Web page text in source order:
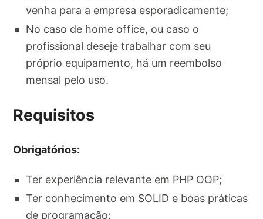
venha para a empresa esporadicamente;
No caso de home office, ou caso o
profissional deseje trabalhar com seu
próprio equipamento, há um reembolso
mensal pelo uso.
Requisitos
Obrigatórios:
Ter experiência relevante em PHP OOP;
Ter conhecimento em SOLID e boas práticas
de programação;